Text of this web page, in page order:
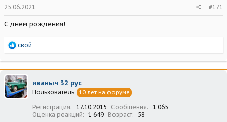
25.06.2021 #171
С днем рождения!
Р
а
к
ц
и
и
свой
иваныч 32 рус
Пользователь 10 лет на форуме
Регистрация 17.10.2015 Сообщения
1 065
Оценка реакций
1 649 Возраст 58